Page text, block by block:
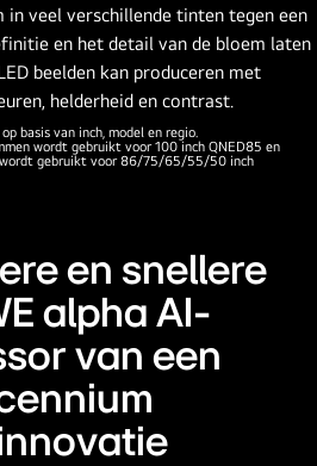
basis van inch, model en regio.
wordt gebruikt voor 100 inch QNED85 en
wordt gebruikt voor 86/75/65/55/50 inch
en snellere
alpha AI-
van een